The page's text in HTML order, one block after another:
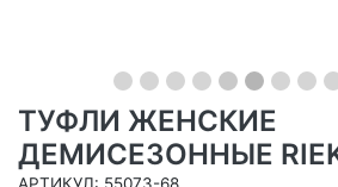
ТУФЛИ ЖЕНСКИЕ
ДЕМИСЕЗОННЫЕ